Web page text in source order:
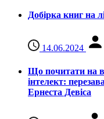
Добірка книг на
14.06.2024
Що почитати на
інтелект:
Ернеста Девіса